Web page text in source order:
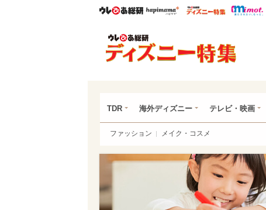
ウレぴあ総研ハピママ* ウレぴ
TDR 海外ディズニー テレビ・映画
ファッション メイク・コスメ